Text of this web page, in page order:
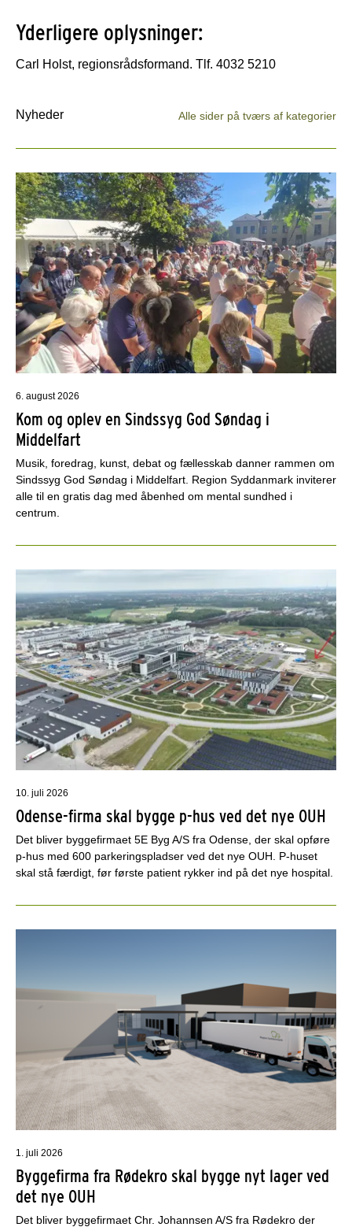
Yderligere oplysninger:
Carl Holst, regionsrådsformand. Tlf. 4032 5210
Nyheder Alle sider på tværs af kategorier
6. august 2026
Kom og oplev en Sindssyg God Søndag i
Middelfart
Musik, foredrag, kunst, debat og fællesskab danner rammen om
Sindssyg God Søndag i Middelfart. Region Syddanmark inviterer
alle til en gratis dag med åbenhed om mental sundhed i
centrum.
10. juli 2026
Odense-firma skal bygge p-hus ved det nye OUH
Det bliver byggefirmaet 5E Byg A/S fra Odense, der skal opføre
p-hus med 600 parkeringspladser ved det nye OUH. P-huset
skal stå færdigt, før første patient rykker ind på det nye hospital.
1. juli 2026
Byggefirma fra Rødekro skal bygge nyt lager ved
det nye OUH
Det bliver byggefirmaet Chr. Johannsen A/S fra Rødekro der